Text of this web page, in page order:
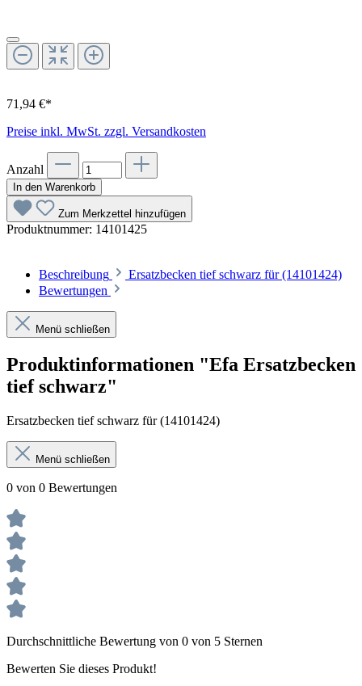
71,94 €*
Preise inkl. MwSt. zzgl. Versandkosten
Anzahl
In den Warenkorb
Zum Merkzettel hinzufügen
Produktnummer: 14101425
Beschreibung
Ersatzbecken tief schwarz für (14101424)
Bewertungen
Menü schließen
Produktinformationen "Efa Ersatzbecken
tief schwarz"
Ersatzbecken tief schwarz für (14101424)
Menü schließen
0 von 0 Bewertungen
Durchschnittliche Bewertung von 0 von 5 Sternen
Bewerten Sie dieses Produkt!